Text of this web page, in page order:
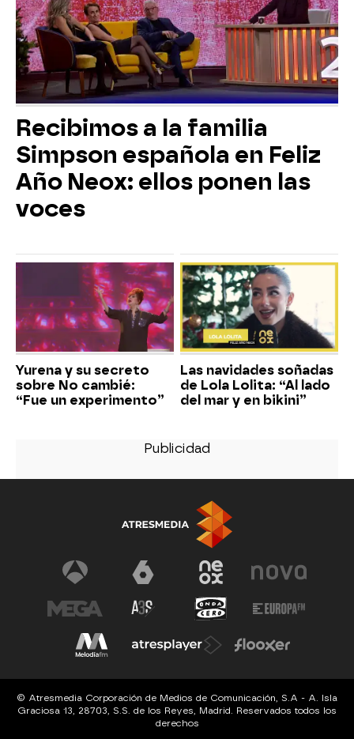
Recibimos a la familia
Simpson española en Feliz
Año Neox: ellos ponen las
voces
Yurena y su secreto
sobre No cambié:
“Fue un experimento”
Las navidades soñadas
de Lola Lolita: “Al lado
del mar y en bikini”
© Atresmedia Corporación de Medios de Comunicación, S.A - A. Isla
Graciosa 13, 28703, S.S. de los Reyes, Madrid. Reservados todos los
derechos